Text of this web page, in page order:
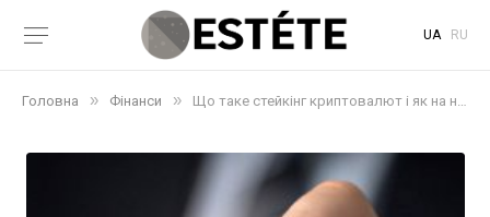
UA RU
Головна » Фінанси » Що таке стейкінг криптовалют і як на ньому заробляти?